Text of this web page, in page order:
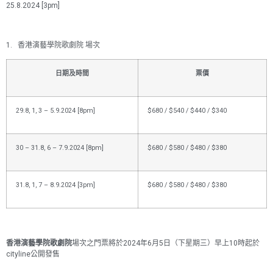
25.8.2024 [3pm]
1. 香港演藝學院歌劇院 場次
日期及時間 票價
29.8, 1, 3 – 5.9.2024 [8pm] $680 / $540 / $440 / $340
30 – 31.8, 6 – 7.9.2024 [8pm] $680 / $580 / $480 / $380
31.8, 1, 7 – 8.9.2024 [3pm] $680 / $580 / $480 / $380
香港演藝學院歌劇院場次之門票將於2024年6月 5 日（下星期三）早上10時起於
cityline公開發售